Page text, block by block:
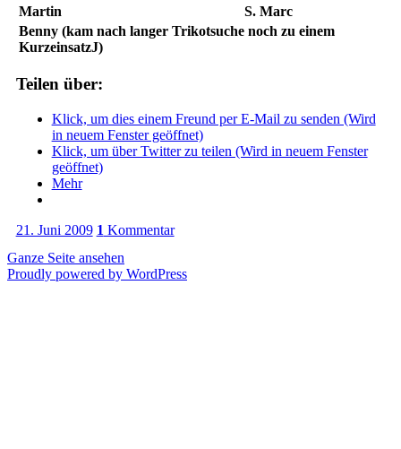
Martin
S. Marc
Benny (kam nach langer Trikotsuche noch zu einem
KurzeinsatzJ)
Teilen über:
Klick, um dies einem Freund per E-Mail zu senden (Wird
in neuem Fenster geöffnet)
Klick, um über Twitter zu teilen (Wird in neuem Fenster
geöffnet)
Mehr
21. Juni 2009 1 Kommentar
Ganze Seite ansehen
Proudly powered by WordPress